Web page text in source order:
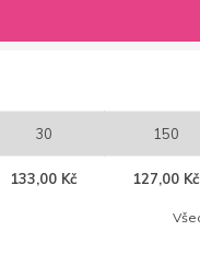
30 150
133,00 Kč 127,00 Kč